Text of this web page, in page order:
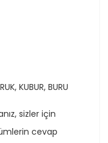
KUBUR, BURU
sizler için
cevap